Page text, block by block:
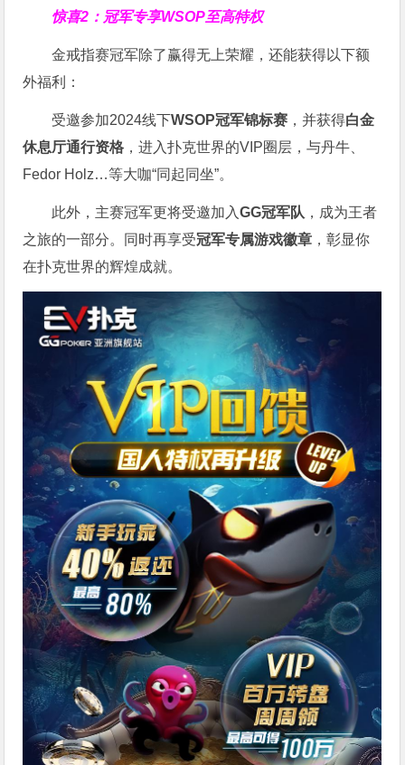
惊喜2：冠军专享WSOP至高特权
金戒指赛冠军除了赢得无上荣耀，还能获得以下额
外福利：
受邀参加2024线下WSOP冠军锦标赛 ，并获得白金
休息厅通行资格 ，进入扑克世界的VIP圈层，与丹牛、
Fedor Holz…等大咖“同起同坐”。
此外，主赛冠军更将受邀加入GG冠军队 ，成为王者
之旅的一部分。同时再享受冠军专属游戏徽章 ，彰显你
在扑克世界的辉煌成就。